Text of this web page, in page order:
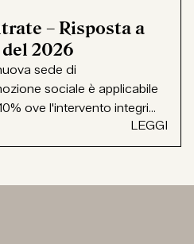
– Risposta a
2026
sede di
sociale è applicabile
ove l'intervento integri...
LEGGI